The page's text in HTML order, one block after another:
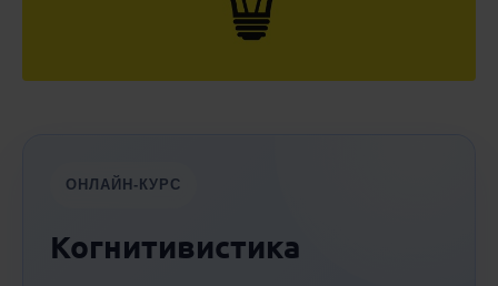
ОНЛАЙН-КУРС
Когнитивистика